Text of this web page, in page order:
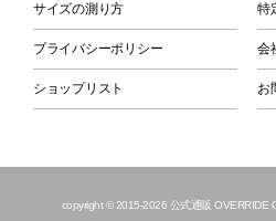
サイズの測り方 特
プライバシーポリシー 会
ショップリスト お
copyright © 2015-2026 公式通販 OVERRIDE